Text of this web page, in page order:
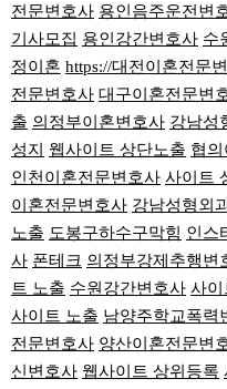
전문변호사 용인음주운전변
기사모집 용인강간변호사 수
정이혼 https://대전이혼전문
전문변호사 대구이혼전문변
출 의정부이혼변호사 강남성
성지
웹사이트 상단노출 협의
인천이혼전문변호사 사이트
이혼전문변호사 강남성형외
노출 도봉구하수구막힘 인스
사 폰테크 의정부강제추행변
트 노출 수원강간변호사 사이
사이트 노출 남양주학교폭력
전문변호사 양산이혼전문변
신변호사 웹사이트 상위등록